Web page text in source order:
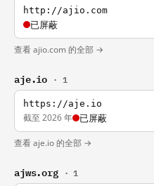
http://ajio.com
已屏蔽
查看 ajio.com 的全部 →
aje.io · 1
https://aje.io
截至 2026 年 已屏蔽
查看 aje.io 的全部 →
ajws.org · 1